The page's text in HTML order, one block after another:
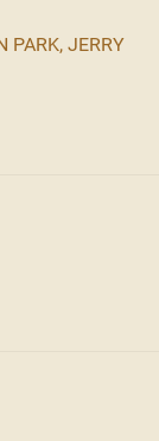
PARK, JERRY